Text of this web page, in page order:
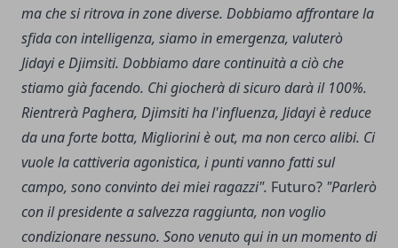
ma che si ritrova in zone diverse. Dobbiamo affrontare la
sfida con intelligenza, siamo in emergenza, valuterò
Jidayi e Djimsiti. Dobbiamo dare continuità a ciò che
stiamo già facendo. Chi giocherà di sicuro darà il 100%.
Rientrerà Paghera, Djimsiti ha l'influenza, Jidayi è reduce
da una forte botta, Migliorini è out, ma non cerco alibi. Ci
vuole la cattiveria agonistica, i punti vanno fatti sul
campo, sono convinto dei miei ragazzi". Futuro? "Parlerò
con il presidente a salvezza raggiunta, non voglio
condizionare nessuno. Sono venuto qui in un momento di